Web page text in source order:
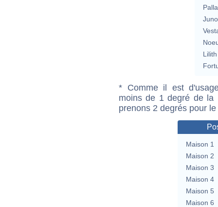
Lilith
* Comme il est
moins de 1 degré de la
prenons 2 degrés pour
Maison 1
Maison 2
Maison 3
Maison 4
Maison 5
Maison 6